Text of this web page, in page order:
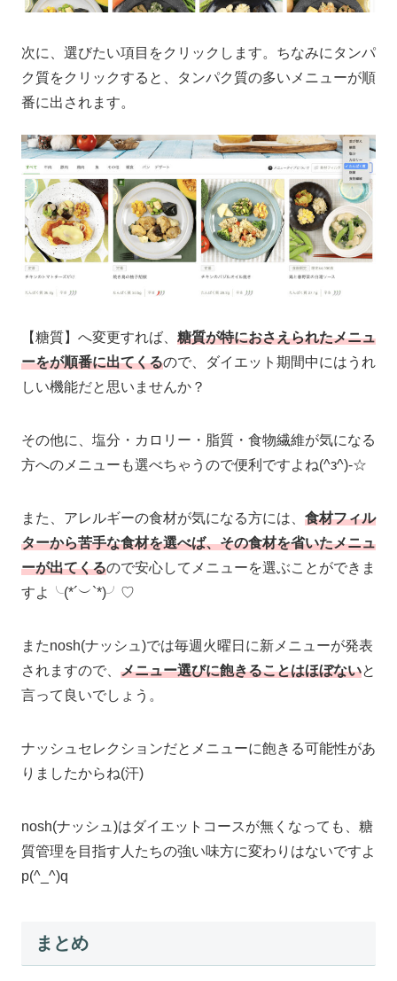
次に、選びたい項目をクリックします。ちなみにタンパ
ク質をクリックすると、タンパク質の多いメニューが順
番に出されます。
【糖質】へ変更すれば、 糖質が特におさえられたメニュ
ーをが順番に出てくるので、ダイエット期間中にはうれ
しい機能だと思いませんか？
その他に、塩分・カロリー・脂質・食物繊維が気になる
方へのメニューも選べちゃうので便利ですよね(^з^)-☆
また、アレルギーの食材が気になる方には、 食材フィル
ターから苦手な食材を選べば、その食材を省いたメニュ
ーが出てくるので安心してメニューを選ぶことができま
すよ╰(*´︶`*)╯♡
またnosh(ナッシュ)では毎週火曜日に新メニューが発表
されますので、 メニュー選びに飽きることはほぼないと
言って良いでしょう。
ナッシュセレクションだとメニューに飽きる可能性があ
りましたからね(汗)
nosh(ナッシュ)はダイエットコースが無くなっても、糖
質管理を目指す人たちの強い味方に変わりはないですよ
p(^_^)q
まとめ